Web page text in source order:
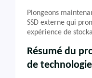
Plongeons
SSD externe qui
expérience de
Résumé du
de